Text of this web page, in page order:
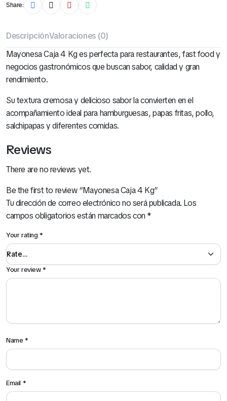
Share:
DescripciónValoraciones (0)
Mayonesa Caja 4 Kg es perfecta para restaurantes, fast food y
negocios gastronómicos que buscan sabor, calidad y gran
rendimiento.
Su textura cremosa y delicioso sabor la convierten en el
acompañamiento ideal para hamburguesas, papas fritas, pollo,
salchipapas y diferentes comidas.
Reviews
There are no reviews yet.
Be the first to review “Mayonesa Caja 4 Kg”
Tu dirección de correo electrónico no será publicada. Los
campos obligatorios están marcados con*
Your rating*
Your review*
Name*
Email *